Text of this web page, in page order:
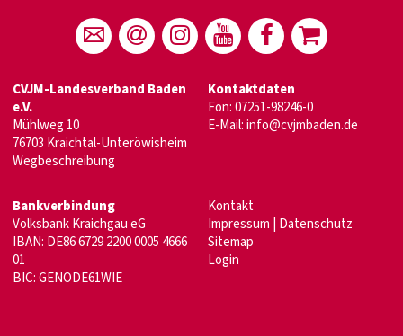
CVJM-Landesverband Baden
e.V.
Mühlweg 10
76703 Kraichtal-Unteröwisheim
Wegbeschreibung
Kontaktdaten
Fon: 07251-98246-0
E-Mail:info@cvjmbaden.de
Bankverbindung
Volksbank Kraichgau eG
IBAN: DE86 6729 2200 0005 4666
01
BIC: GENODE61WIE
Kontakt
Impressum | Datenschutz
Sitemap
Login